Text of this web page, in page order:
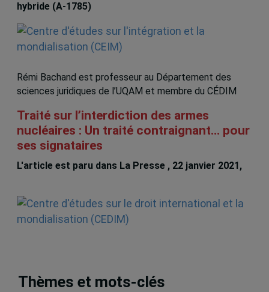
hybride (A-1785)
Rémi Bachand est professeur au Département des
sciences juridiques de l’UQAM et membre du CÉDIM
Traité sur l’interdiction des armes
nucléaires : Un traité contraignant… pour
ses signataires
L'article est paru dans La Presse , 22 janvier 2021,
Thèmes et mots-clés